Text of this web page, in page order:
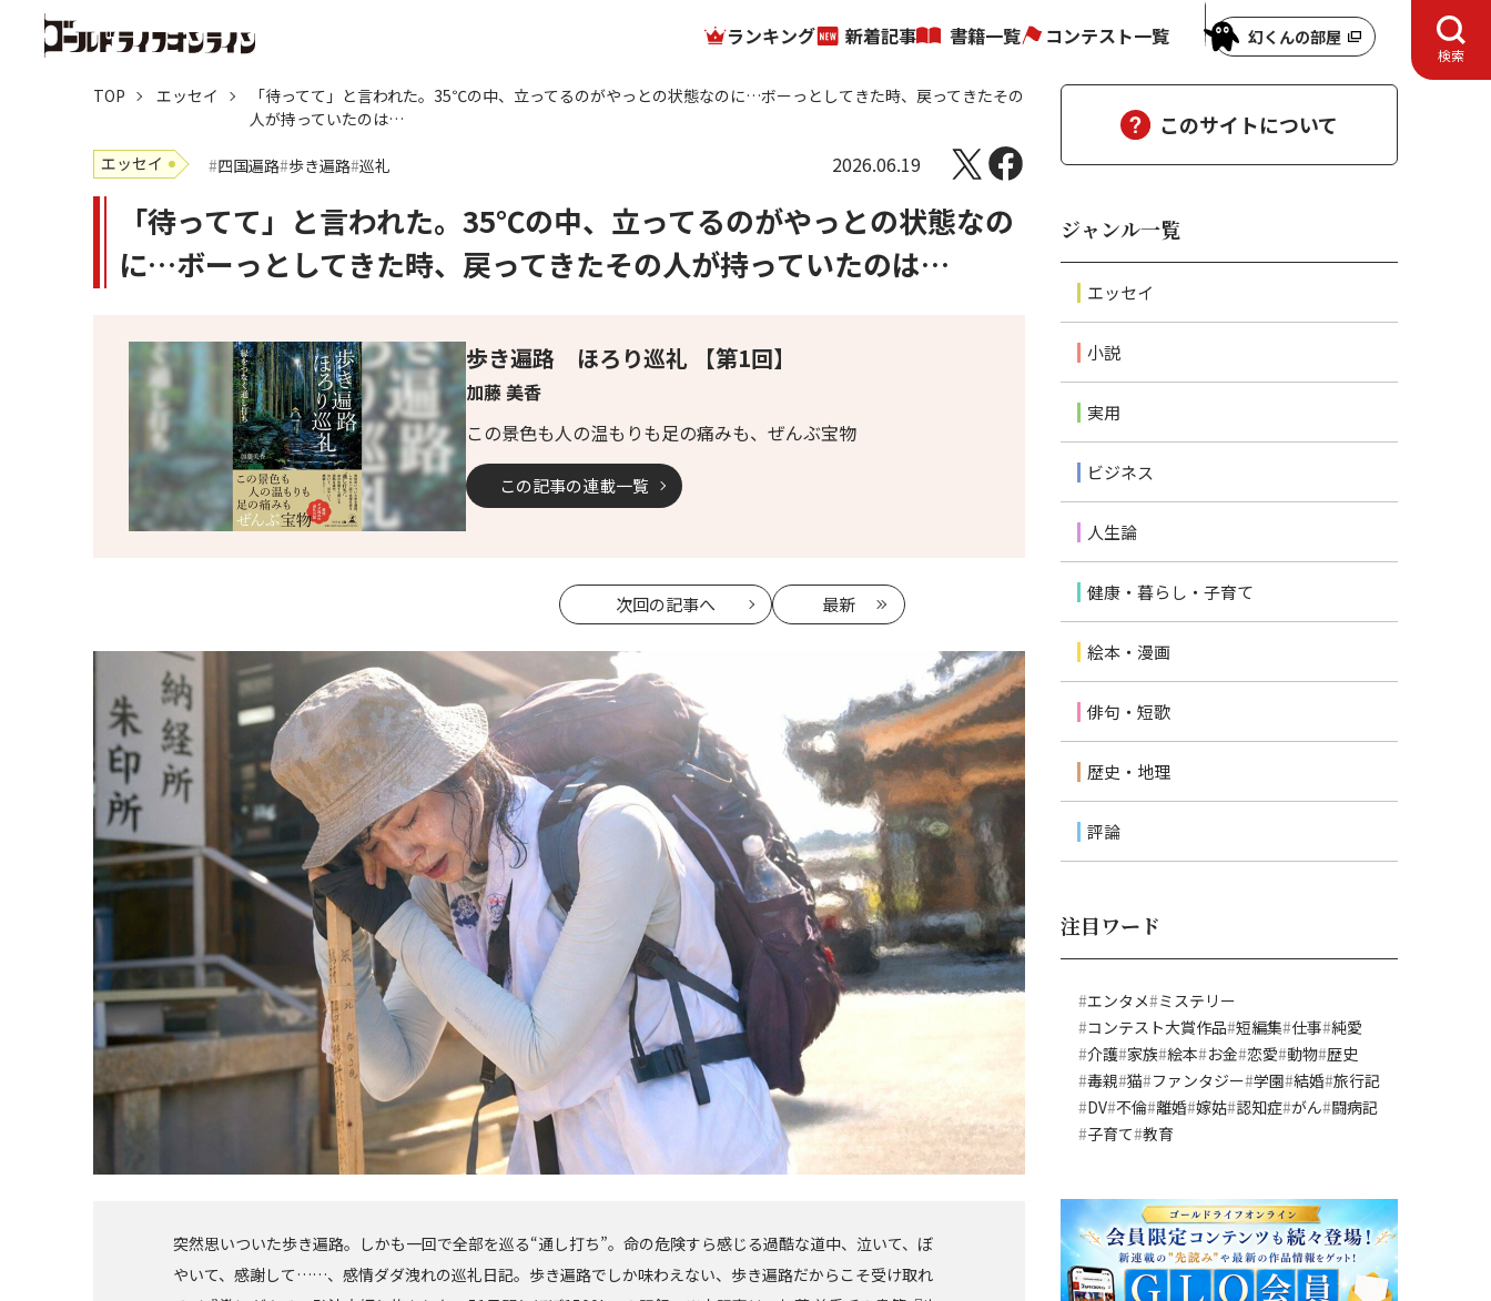
ランキング 新着記事 書籍一覧 コンテスト一覧 幻くんの部屋
検索
TOP エッセイ
「待ってて」と言われた。35℃の中、立ってるのがやっとの状態なのに…ボーっとしてきた時、戻ってきたその
人が持っていたのは…
エッセイ
四国遍路 歩き遍路 巡礼 2026.06.19
「待ってて」と言われた。35℃の中、立ってるのがやっとの状態なの
に…ボーっとしてきた時、戻ってきたその人が持っていたのは…
歩き遍路 ほろり巡礼 【第1回】
加藤 美香
この景色も人の温もりも足の痛みも、ぜんぶ宝物
この記事の連載一覧
次回の記事へ 最新
突然思いついた歩き遍路。しかも一回で全部を巡る“通し打ち”。命の危険すら感じる過酷な道中、泣いて、ぼ
やいて、感謝して……、感情ダダ洩れの巡礼日記。歩き遍路でしか味わえない、歩き遍路だからこそ受け取れ
このサイトについて
ジャンル一覧
エッセイ
小説
実用
ビジネス
人生論
健康・暮らし・子育て
絵本・漫画
俳句・短歌
歴史・地理
評論
注目ワード
エンタメ ミステリー
コンテスト大賞作品 短編集 仕事 純愛
介護 家族 絵本 お金 恋愛 動物 歴史
毒親 猫 ファンタジー 学園 結婚 旅行記
DV 不倫 離婚 嫁姑 認知症 がん 闘病記
子育て 教育